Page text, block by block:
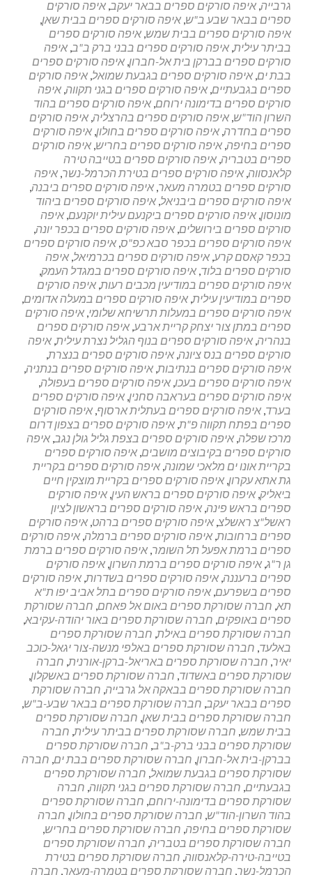
גרבייה, איפה סורקים ספרים בבאר יעקב, איפה סורקים
ספרים בבאר שבע ב"ש, איפה סורקים ספרים בבית שאן,
איפה סורקים ספרים בבית שמש, איפה סורקים ספרים
בביתר עילית, איפה סורקים ספרים בבני ברק ב"ב, איפה
סורקים ספרים בברקן בית אל-חברון, איפה סורקים ספרים
בבת ים, איפה סורקים ספרים בגבעת שמואל, איפה סורקים
ספרים בגבעתיים, איפה סורקים ספרים בגני תקווה, איפה
סורקים ספרים בדימונה ירוחם, איפה סורקים ספרים בהוד
השרון הוד"ש, איפה סורקים ספרים בהרצליה, איפה סורקים
ספרים בחדרה, איפה סורקים ספרים בחולון, איפה סורקים
ספרים בחיפה, איפה סורקים ספרים בחריש, איפה סורקים
ספרים בטבריה, איפה סורקים ספרים בטייבה טירה
קלאנסווה, איפה סורקים ספרים בטירת הכרמל-נשר, איפה
סורקים ספרים בטמרה מעאר, איפה סורקים ספרים ביבנה,
איפה סורקים ספרים ביבניאל, איפה סורקים ספרים ביהוד
מונוסון, איפה סורקים ספרים ביקנעם עילית יוקנעם, איפה
סורקים ספרים בירושלים, איפה סורקים ספרים בכפר יונה,
איפה סורקים ספרים בכפר סבא כפ"ס, איפה סורקים ספרים
בכפר קאסם קרע, איפה סורקים ספרים בכרמיאל, איפה
סורקים ספרים בלוד, איפה סורקים ספרים במגדל העמק,
איפה סורקים ספרים במודיעין מכבים רעות, איפה סורקים
ספרים במודיעין עילית, איפה סורקים ספרים במעלה אדומים,
איפה סורקים ספרים במעלות תרשיחא שלומי, איפה סורקים
ספרים במתן צור יצחק קריית ארבע, איפה סורקים ספרים
בנהריה, איפה סורקים ספרים בנוף הגליל נצרת עילית, איפה
סורקים ספרים בנס ציונה, איפה סורקים ספרים בנצרת,
איפה סורקים ספרים בנתיבות, איפה סורקים ספרים בנתניה,
איפה סורקים ספרים בעכו, איפה סורקים ספרים בעפולה,
איפה סורקים ספרים בעראבה סחנין, איפה סורקים ספרים
בערד, איפה סורקים ספרים בעתלית ארסוף, איפה סורקים
ספרים בפתח תקווה פ"ת, איפה סורקים ספרים בצפון דרום
מרכז שפלה, איפה סורקים ספרים בצפת גליל גולן נגב, איפה
סורקים ספרים בקיבוצים מושבים, איפה סורקים ספרים
בקריית אונו ים מלאכי שמונה, איפה סורקים ספרים בקריית
גת אתא עקרון, איפה סורקים ספרים בקריית מוצקין חיים
ביאליק, איפה סורקים ספרים בראש העין, איפה סורקים
ספרים בראש פינה, איפה סורקים ספרים בראשון לציון
ראשל"צ ראשלצ, איפה סורקים ספרים ברהט, איפה סורקים
ספרים ברחובות, איפה סורקים ספרים ברמלה, איפה סורקים
ספרים ברמת אפעל תל השומר, איפה סורקים ספרים ברמת
גן ר"ג, איפה סורקים ספרים ברמת השרון, איפה סורקים
ספרים ברעננה, איפה סורקים ספרים בשדרות, איפה סורקים
ספרים בשפרעם, איפה סורקים ספרים בתל אביב יפו ת"א
תא, חברה שסורקת ספרים באום אל פאחם, חברה שסורקת
ספרים באופקים, חברה שסורקת ספרים באור יהודה-עקיבא,
חברה שסורקת ספרים באילת, חברה שסורקת ספרים
באלעד, חברה שסורקת ספרים באלפי מנשה-צור יגאל-כוכב
יאיר, חברה שסורקת ספרים באריאל-ברקן-אורנית, חברה
שסורקת ספרים באשדוד, חברה שסורקת ספרים באשקלון,
חברה שסורקת ספרים בבאקה אל גרבייה, חברה שסורקת
ספרים בבאר יעקב, חברה שסורקת ספרים בבאר שבע-ב"ש,
חברה שסורקת ספרים בבית שאן, חברה שסורקת ספרים
בבית שמש, חברה שסורקת ספרים בביתר עילית, חברה
שסורקת ספרים בבני ברק-ב"ב, חברה שסורקת ספרים
בברקן-בית אל-חברון, חברה שסורקת ספרים בבת ים, חברה
שסורקת ספרים בגבעת שמואל, חברה שסורקת ספרים
בגבעתיים, חברה שסורקת ספרים בגני תקווה, חברה
שסורקת ספרים בדימונה-ירוחם, חברה שסורקת ספרים
בהוד השרון-הוד"ש, חברה שסורקת ספרים בחולון, חברה
שסורקת ספרים בחיפה, חברה שסורקת ספרים בחריש,
חברה שסורקת ספרים בטבריה, חברה שסורקת ספרים
בטייבה-טירה-קלאנסווה, חברה שסורקת ספרים בטירת
הכרמל-נשר, חברה שסורקת ספרים בטמרה-מעאר, חברה